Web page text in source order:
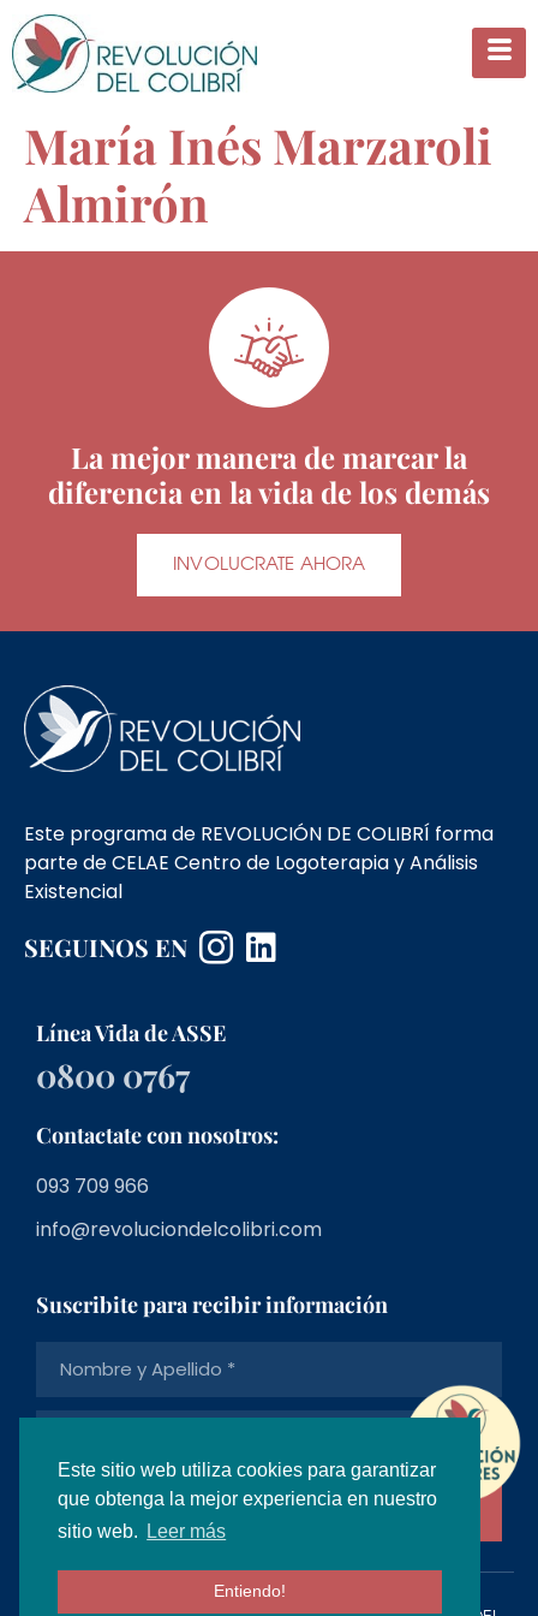
Este sitio web utiliza cookies para garantizar
que obtenga la mejor experiencia en nuestro
sitio web.
Leer más
Entiendo!
María Inés Marzaroli
Almirón
La mejor manera de marcar la
diferencia en la vida de los demás
INVOLUCRATE AHORA
Este programa de REVOLUCIÓN DE COLIBRÍ forma
parte de CELAE Centro de Logoterapia y Análisis
Existencial
SEGUINOS EN
Línea Vida de ASSE
0800 0767
Contactate con nosotros:
093 709 966
info@revoluciondelcolibri.com
Suscribite para recibir información
Suscríbete